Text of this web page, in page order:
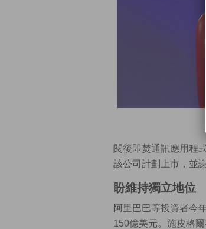
閱後即焚通訊應用程
該公司計劃上市，並
盼維持獨立地位
阿里巴巴等投資者今
150億美元。施皮格